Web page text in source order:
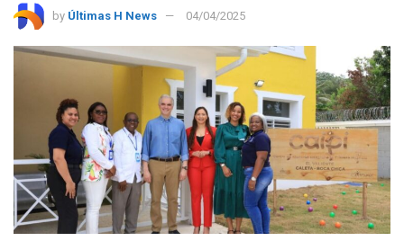
by Últimas H News 04/04/2025